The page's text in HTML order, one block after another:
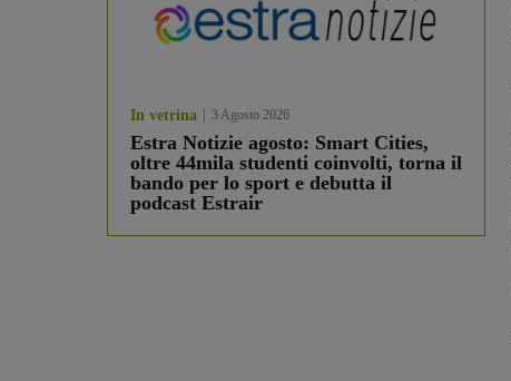
In vetrina 3 Agosto 2026
Estra Notizie agosto: Smart Cities,
oltre 44mila studenti coinvolti, torna il
bando per lo sport e debutta il
podcast Estrair